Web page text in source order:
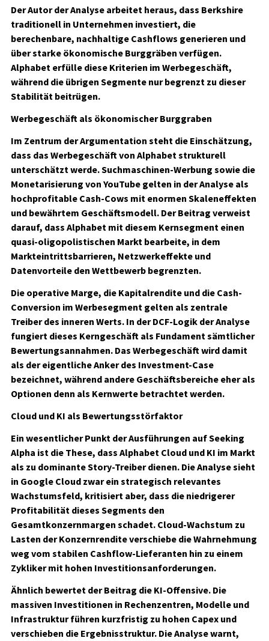
Der Autor der Analyse arbeitet heraus, dass Berkshire
traditionell in Unternehmen investiert, die
berechenbare, nachhaltige Cashflows generieren und
über starke ökonomische Burggräben verfügen.
Alphabet erfülle diese Kriterien im Werbegeschäft,
während die übrigen Segmente nur begrenzt zu dieser
Stabilität beitrügen.
Werbegeschäft als ökonomischer Burggraben
Im Zentrum der Argumentation steht die Einschätzung,
dass das Werbegeschäft von Alphabet strukturell
unterschätzt werde. Suchmaschinen-Werbung sowie die
Monetarisierung von YouTube gelten in der Analyse als
hochprofitable Cash-Cows mit enormen Skaleneffekten
und bewährtem Geschäftsmodell. Der Beitrag verweist
darauf, dass Alphabet mit diesem Kernsegment einen
quasi-oligopolistischen Markt bearbeite, in dem
Markteintrittsbarrieren, Netzwerkeffekte und
Datenvorteile den Wettbewerb begrenzten.
Die operative Marge, die Kapitalrendite und die Cash-
Conversion im Werbesegment gelten als zentrale
Treiber des inneren Werts. In der DCF-Logik der Analyse
fungiert dieses Kerngeschäft als Fundament sämtlicher
Bewertungsannahmen. Das Werbegeschäft wird damit
als der eigentliche Anker des Investment-Case
bezeichnet, während andere Geschäftsbereiche eher als
Optionen denn als Kernwerte betrachtet werden.
Cloud und KI als Bewertungsstörfaktor
Ein wesentlicher Punkt der Ausführungen auf Seeking
Alpha ist die These, dass Alphabet Cloud und KI im Markt
als zu dominante Story-Treiber dienen. Die Analyse sieht
in Google Cloud zwar ein strategisch relevantes
Wachstumsfeld, kritisiert aber, dass die niedrigerer
Profitabilität dieses Segments den
Gesamtkonzernmargen schadet. Cloud-Wachstum zu
Lasten der Konzernrendite verschiebe die Wahrnehmung
weg vom stabilen Cashflow-Lieferanten hin zu einem
Zykliker mit hohen Investitionsanforderungen.
Ähnlich bewertet der Beitrag die KI-Offensive. Die
massiven Investitionen in Rechenzentren, Modelle und
Infrastruktur führen kurzfristig zu hohen Capex und
verschieben die Ergebnisstruktur. Die Analyse warnt,